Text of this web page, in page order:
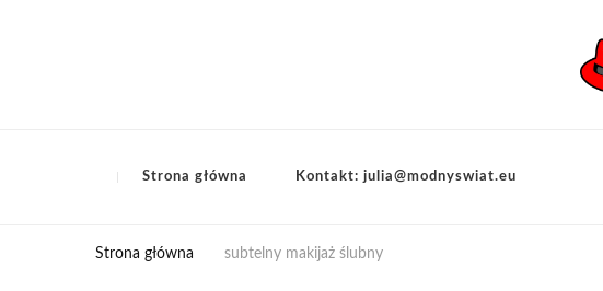
Strona główna Kontakt: julia@modnyswiat.eu
Strona główna subtelny makijaż ślubny